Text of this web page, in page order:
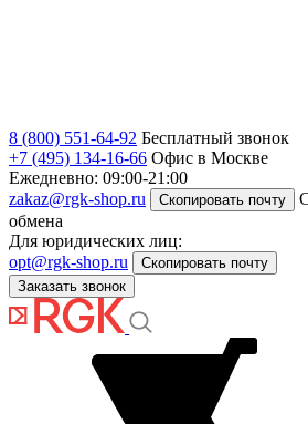
8 (800) 551-64-92 Бесплатный звонок
+7 (495) 134-16-66 Офис в Москве
Ежедневно: 09:00-21:00
zakaz@rgk-shop.ru
Скопировать почту
обмена
Для юридических лиц:
opt@rgk-shop.ru
Скопировать почту
Заказать звонок